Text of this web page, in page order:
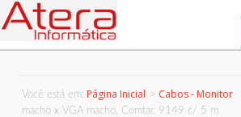
Você está em: Página Inicial Cabos - Monitor
macho x VGA macho, Comtac 9149 c/ 5 m